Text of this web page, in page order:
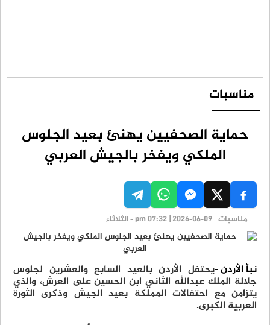
مناسبات
حماية الصحفيين يهنئ بعيد الجلوس
الملكي ويفخر بالجيش العربي
مناسبات pm 07:32 | 2026-06-09 - الثلاثاء
نبأ الأردن -يحتفل الأردن بالعيد السابع والعشرين لجلوس
جلالة الملك عبدالله الثاني ابن الحسين على العرش، والذي
يتزامن مع احتفالات المملكة بعيد الجيش وذكرى الثورة
العربية الكبرى.